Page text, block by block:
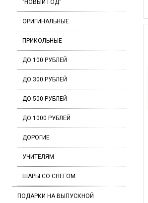
"НОВЫЙ ГОД"
ОРИГИНАЛЬНЫЕ
ПРИКОЛЬНЫЕ
ДО 100 РУБЛЕЙ
ДО 300 РУБЛЕЙ
ДО 500 РУБЛЕЙ
ДО 1000 РУБЛЕЙ
ДОРОГИЕ
УЧИТЕЛЯМ
ШАРЫ СО СНЕГОМ
ПОДАРКИ НА ВЫПУСКНОЙ